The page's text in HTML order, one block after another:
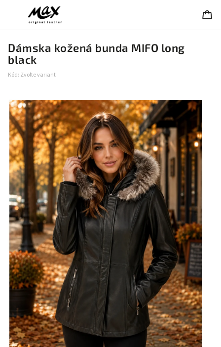
Dámska kožená bunda MIFO long
black
Kód: Zvoľte variant